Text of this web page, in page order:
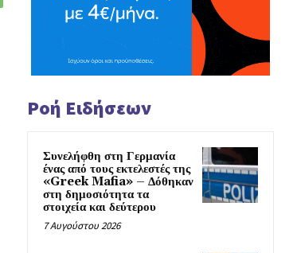
Ροή Ειδήσεων
Συνελήφθη στη Γερμανία
ένας από τους εκτελεστές της
«Greek Mafia» – Δόθηκαν
στη δημοσιότητα τα
στοιχεία και δεύτερου
7 Αυγούστου 2026